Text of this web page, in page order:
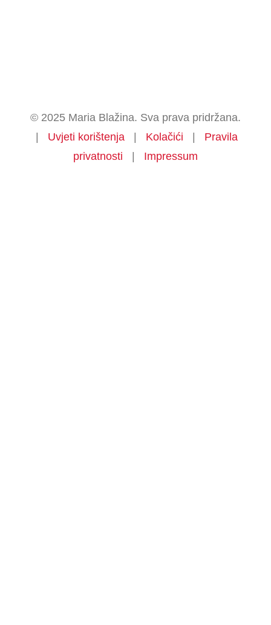
© 2025 Maria Blažina. Sva prava pridržana.
| Uvjeti korištenja | Kolačići | Pravila
privatnosti | Impressum